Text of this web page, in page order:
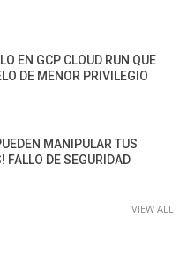
EN GCP CLOUD RUN QUE
DE MENOR PRIVILEGIO
MANIPULAR TUS
FALLO DE SEGURIDAD
VIEW ALL